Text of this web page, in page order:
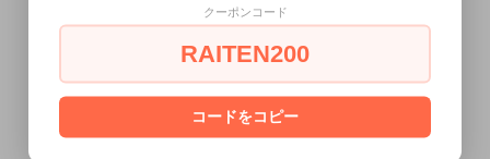
Pucchi セットポックス バラエティ）は18
[ はい ] [ いいえ ]
クーポンコード
RAITEN200
コードをコピー